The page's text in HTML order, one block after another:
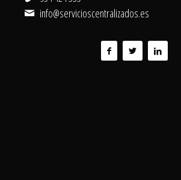
info@servicioscentralizados.es